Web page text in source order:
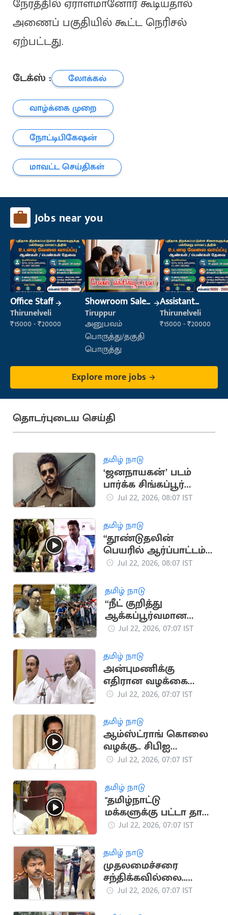
நேரத்தில் ஏராளமானோர் கூடியதால்
அணைப் பகுதியில் கூட்ட நெரிசல்
ஏற்பட்டது.
டேக்ஸ் :
லோக்கல்
வாழ்க்கை முறை
நோட்டிபிகேஷன்
மாவட்ட செய்திகள்
Jobs near you
Office Staff
Thirunelveli
₹15000 - ₹20000
Showroom Sales
Executive (Retail
Sales)
Tiruppur
அனுபவம்
பொருத்து/தகுதி
பொருத்து
Assistant
Manager
Thirunelveli
₹15000 - ₹20000
Explore more jobs
தொடர்புடைய செய்தி
தமிழ் நாடு
‘ஜனநாயகன்’ படம்
பார்க்க சிங்கப்பூர்
நிறுவனம் விடுமுறை
Jul 22, 2026, 08:07 IST
தமிழ் நாடு
“தூண்டுதலின்
பெயரில் ஆர்ப்பாட்டம்
செய்தால் கைது”..
ராஜ்மோகன் விளக்கம்
Jul 22, 2026, 08:07 IST
தமிழ் நாடு
“நீட் குறித்து
ஆக்கப்பூர்வமான
விவாதம் நடத்த அரசு
அமைச்சர்
Jul 22, 2026, 07:07 IST
தமிழ் நாடு
அன்புமணிக்கு
எதிரான வழக்கை
வாபஸ் பெற்றார்
Jul 22, 2026, 07:07 IST
தமிழ் நாடு
ஆம்ஸ்ட்ராங் கொலை
வழக்கு.. சிபிஐ
விசாரணைக்கு
அனுமதி
Jul 22, 2026, 07:07 IST
தமிழ் நாடு
"தமிழ்நாட்டு
மக்களுக்கு பட்டா தான்
புத்தி வரும்".. சிவாஜி
Jul 22, 2026, 07:07 IST
தமிழ் நாடு
முதலமைச்சரை
சந்திக்கவில்லை..
உண்மையை உடைத்த
Jul 22, 2026, 07:07 IST